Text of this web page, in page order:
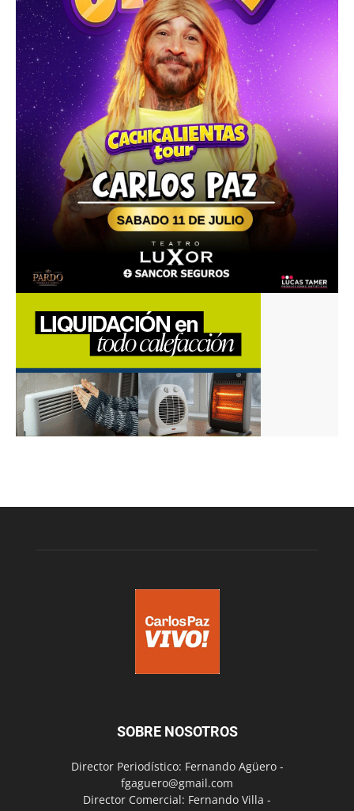
SOBRE NOSOTROS
Director Periodístico: Fernando Agüero -
fgaguero@gmail.com
Director Comercial: Fernando Villa -